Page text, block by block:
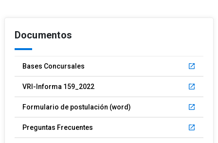
Documentos
Bases Concursales launch
VRI-Informa 159_2022 launch
Formulario de postulación (word) launch
Preguntas Frecuentes launch